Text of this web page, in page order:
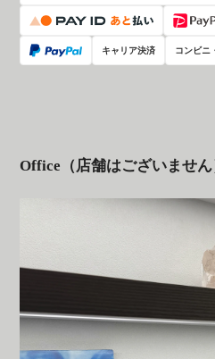
キャリア決済 コンビニ
Office（店舗はございません